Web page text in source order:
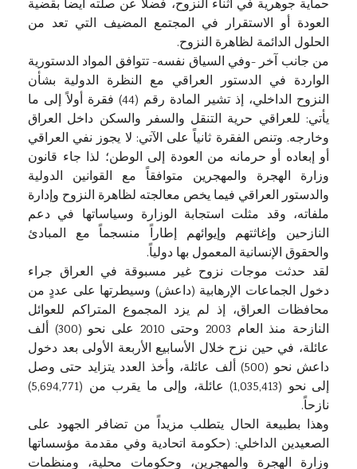
حماية جوهرية في أثناء النزوح، فضلاً عن صلته أيضاً بقضية
العودة أو الاستقرار في المجتمع المضيف التي تعد من
الحلول الدائمة لظاهرة النزوح.
من جانب آخر -وفي السياق نفسه- تتوافق المواد الدستورية
الواردة في الدستور العراقي مع النظرة الدولية بشأن
النزوح الداخلي، إذ تشير المادة رقم (44) فقرة أولاً إلى ما
يأتي: للعراقي حرية التنقل والسفر والسكن داخل العراق
وخارجه. وتنص الفقرة ثانياً على الآتي: لا يجوز نفي العراقي
أو إبعاده أو حرمانه من العودة إلى الوطن؛ لذا جاء قانون
وزارة الهجرة والمهجرين متوافقاً مع القوانين الدولية
والدستور العراقي فيما يخص معالجته لظاهرة النزوح وإدارة
ملفاته، وقد مثلت استجابة الوزارة وسياساتها في دعم
النازحين وإغاثتهم وإيوائهم إطاراً منسجماً مع المبادئ
والحقوق الإنسانية المعمول بها دولياً.
لقد حدثت موجات نزوح غير مسبوقة في العراق جراء
دخول الجماعات الإرهابية (داعش) وسيطرتها على عددٍ من
محافظات العراق، إذ لم يزد المجموع المتراكم للعوائل
النازحة منذ العام 2003 وحتى 2010 على نحو (300) ألف
عائلة، في حين نزح خلال الأسابيع الأربعة الأولى بعد دخول
داعش نحو (500) ألف عائلة، وأخذ العدد يتزايد حتى وصل
إلى نحو (1,035,413) عائلة، وإلى ما يقرب من (5,694,771)
نازحاً.
وهذا بطبيعة الحال يتطلب مزيداً من تضافر الجهود على
الصعيدين الداخلي: (حكومة اتحادية وفي مقدمة مؤسساتها
وزارة الهجرة والمهجرين، وحكومات محلية، ومنظمات